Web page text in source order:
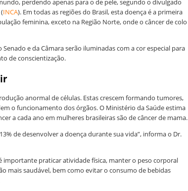
perdendo apenas para o de pele, segundo o divulgado
INCA). Em todas as regiões do Brasil, esta doença é a primeira
feminina, exceto na Região Norte, onde o câncer de colo
e da Câmara serão iluminadas com a cor especial para
de conscientização.
anormal de células. Estas crescem formando tumores,
o funcionamento dos órgãos. O Ministério da Saúde estima
a cada ano em mulheres brasileiras são de câncer de mama.
de desenvolver a doença durante sua vida”, informa o Dr.
importante praticar atividade física, manter o peso corporal
mais saudável, bem como evitar o consumo de bebidas